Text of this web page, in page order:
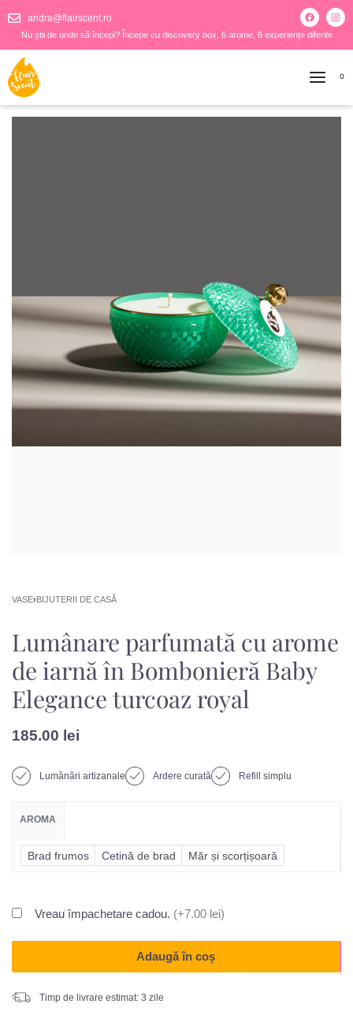
andra@flairscent.ro
Nu știi de unde să începi? Începe cu discovery box, 6 arome, 6 experiențe diferite
0
VASE› BIJUTERII DE CASĂ
Lumânare parfumată cu arome
de iarnă în Bombonieră Baby
Elegance turcoaz royal
185.00 lei
Lumânări artizanale Ardere curată Refill simplu
AROMA
Brad frumos Cetină de brad Măr și scorțișoară
Vreau împachetare cadou. (+7.00 lei)
Adaugă în coș
Timp de livrare estimat: 3 zile